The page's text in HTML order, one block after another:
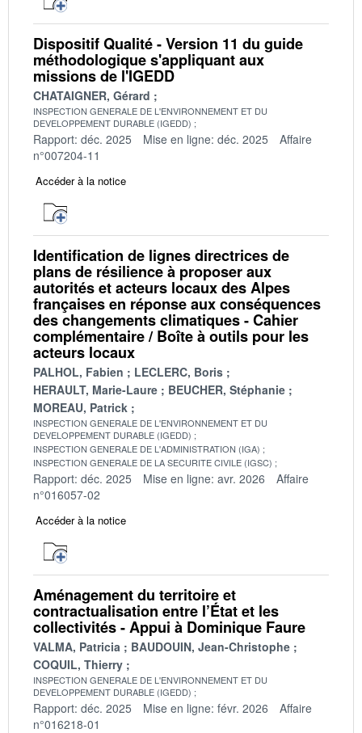
Dispositif Qualité - Version 11 du guide
méthodologique s'appliquant aux
missions de l'IGEDD
CHATAIGNER, Gérard
INSPECTION GENERALE DE L'ENVIRONNEMENT ET DU
DEVELOPPEMENT DURABLE (IGEDD)
Rapport: déc. 2025 Mise en ligne: déc. 2025
Affaire
n°007204-11
Accéder à la notice
Identification de lignes directrices de
plans de résilience à proposer aux
autorités et acteurs locaux des Alpes
françaises en réponse aux conséquences
des changements climatiques - Cahier
complémentaire / Boîte à outils pour les
acteurs locaux
PALHOL, Fabien
LECLERC, Boris
HERAULT, Marie-Laure
BEUCHER, Stéphanie
MOREAU, Patrick
INSPECTION GENERALE DE L'ENVIRONNEMENT ET DU
DEVELOPPEMENT DURABLE (IGEDD)
INSPECTION GENERALE DE L'ADMINISTRATION (IGA)
INSPECTION GENERALE DE LA SECURITE CIVILE (IGSC)
Rapport: déc. 2025 Mise en ligne: avr. 2026
Affaire
n°016057-02
Accéder à la notice
Aménagement du territoire et
contractualisation entre l’État et les
collectivités - Appui à Dominique Faure
VALMA, Patricia
BAUDOUIN, Jean-Christophe
COQUIL, Thierry
INSPECTION GENERALE DE L'ENVIRONNEMENT ET DU
DEVELOPPEMENT DURABLE (IGEDD)
Rapport: déc. 2025 Mise en ligne: févr. 2026
Affaire
n°016218-01